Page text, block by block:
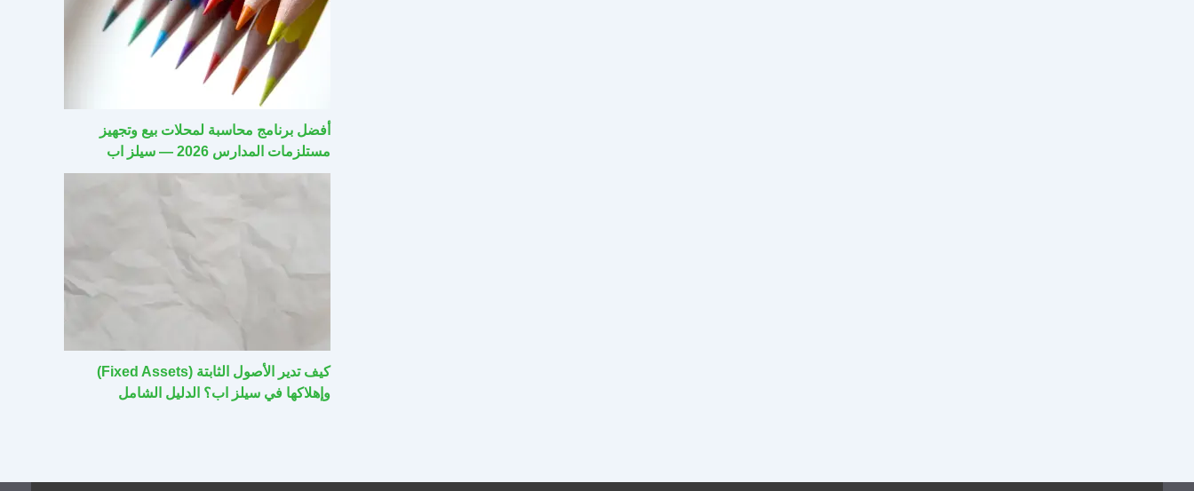
أفضل برنامج محاسبة لمحلات بيع وتجهيز
مستلزمات المدارس 2026 — سيلز اب
كيف تدير الأصول الثابتة (Fixed Assets)
وإهلاكها في سيلز اب؟ الدليل الشامل